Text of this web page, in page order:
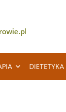
DIETETYKA